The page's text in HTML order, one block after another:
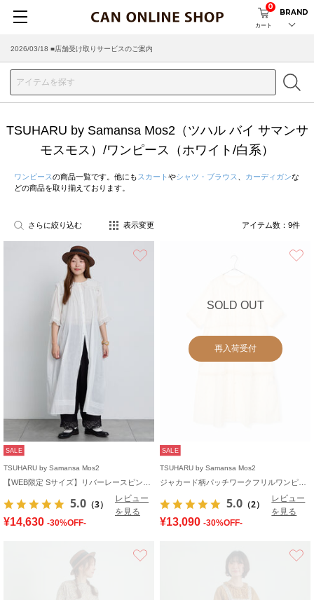
カート
0
BRAND
2026/03/18 ■店舗受け取りサービスのご案内
TSUHARU by Samansa Mos2（ツハル バイ サマンサ
モスモス）/ワンピース（ホワイト/白系）
ワンピースの商品一覧です。他にも スカート やシャツ・ブラウス カーディガンな
どの商品を取り揃えております。
さらに絞り込む 表示変更 アイテム数： 9件
SALE
TSUHARU by Samansa Mos2
5.0 （3）
レビュー
を見る
¥14,630 -30%OFF-
SOLD OUT
再入荷受付
SALE
TSUHARU by Samansa Mos2
5.0 （2）
レビュー
を見る
¥13,090 -30%OFF-